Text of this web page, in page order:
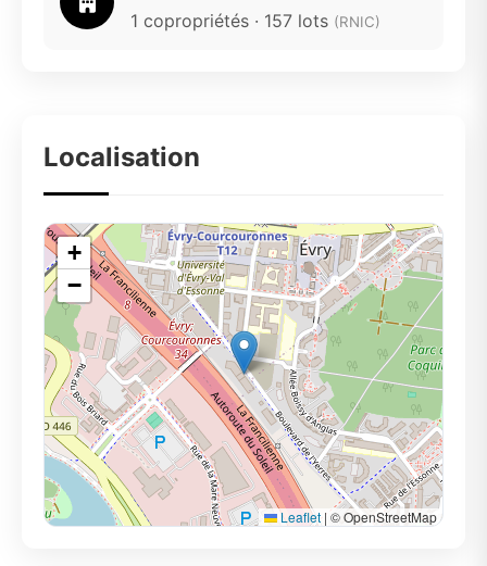
1 copropriétés · 157 lots (RNIC)
Localisation
+
−
Leaflet | © OpenStreetMap